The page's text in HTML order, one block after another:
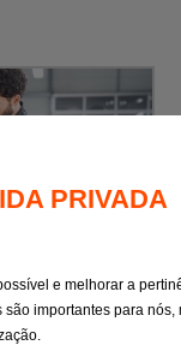
que não
PRIVADA
e melhorar a
importantes para nós,